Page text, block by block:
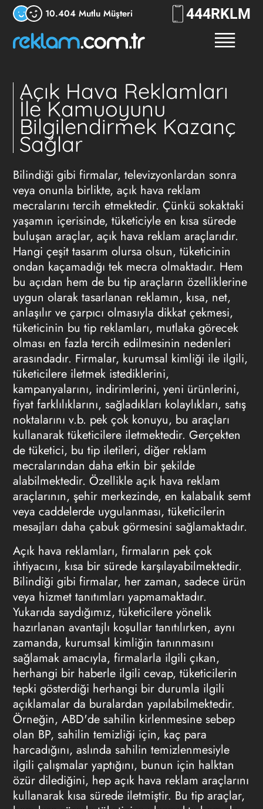
10.404 Mutlu Müşteri 444RKLM
Açık Hava Reklamları
İle Kamuoyunu
Bilgilendirmek Kazanç
Sağlar
Bilindiği gibi firmalar, televizyonlardan sonra
veya onunla birlikte, açık hava reklam
mecralarını tercih etmektedir. Çünkü sokaktaki
yaşamın içerisinde, tüketiciyle en kısa sürede
buluşan araçlar, açık hava reklam araçlarıdır.
Hangi çeşit tasarım olursa olsun, tüketicinin
ondan kaçamadığı tek mecra olmaktadır. Hem
bu açıdan hem de bu tip araçların özelliklerine
uygun olarak tasarlanan reklamın, kısa, net,
anlaşılır ve çarpıcı olmasıyla dikkat çekmesi,
tüketicinin bu tip reklamları, mutlaka görecek
olması en fazla tercih edilmesinin nedenleri
arasındadır. Firmalar, kurumsal kimliği ile ilgili,
tüketicilere iletmek istediklerini,
kampanyalarını, indirimlerini, yeni ürünlerini,
fiyat farklılıklarını, sağladıkları kolaylıkları, satış
noktalarını v.b. pek çok konuyu, bu araçları
kullanarak tüketicilere iletmektedir. Gerçekten
de tüketici, bu tip iletileri, diğer reklam
mecralarından daha etkin bir şekilde
alabilmektedir. Özellikle açık hava reklam
araçlarının, şehir merkezinde, en kalabalık semt
veya caddelerde uygulanması, tüketicilerin
mesajları daha çabuk görmesini sağlamaktadır.
Açık hava reklamları, firmaların pek çok
ihtiyacını, kısa bir sürede karşılayabilmektedir.
Bilindiği gibi firmalar, her zaman, sadece ürün
veya hizmet tanıtımları yapmamaktadır.
Yukarıda saydığımız, tüketicilere yönelik
hazırlanan avantajlı koşullar tanıtılırken, aynı
zamanda, kurumsal kimliğin tanınmasını
sağlamak amacıyla, firmalarla ilgili çıkan,
herhangi bir haberle ilgili cevap, tüketicilerin
tepki gösterdiği herhangi bir durumla ilgili
açıklamalar da buralardan yapılabilmektedir.
Örneğin, ABD'de sahilin kirlenmesine sebep
olan BP, sahilin temizliği için, kaç para
harcadığını, aslında sahilin temizlenmesiyle
ilgili çalışmalar yaptığını, bunun için halktan
özür dilediğini, hep açık hava reklam araçlarını
kullanarak kısa sürede iletmiştir. Bu tip araçlar,